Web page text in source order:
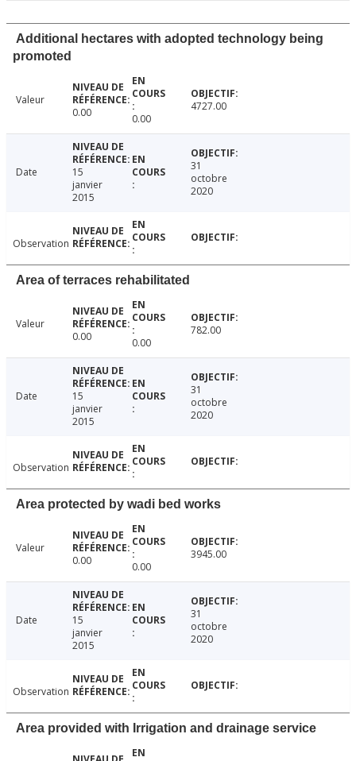
Additional hectares with adopted technology being
promoted
Valeur
0.00
0.00
4727.00
Date
15
janvier
2015
31
octobre
2020
Observation
Area of terraces rehabilitated
Valeur
0.00
0.00
782.00
Date
15
janvier
2015
31
octobre
2020
Observation
Area protected by wadi bed works
Valeur
0.00
0.00
3945.00
Date
15
janvier
2015
31
octobre
2020
Observation
Area provided with Irrigation and drainage service